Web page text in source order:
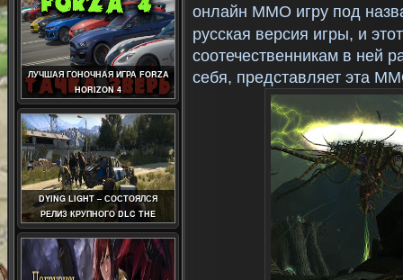
ЛУЧШАЯ ГОНОЧНАЯ ИГРА FORZA
HORIZON 4
DYING LIGHT – СОСТОЯЛСЯ
РЕЛИЗ КРУПНОГО DLC THE
FOLLOWING
онлайн MMO игру под
русская версия игры, и
соотечественникам в ней
себя, представляет эта